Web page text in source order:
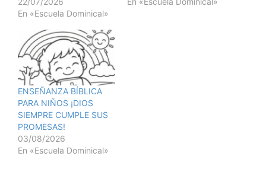
En «Escuela Dominical»
ENSEÑANZA BÍBLICA
PARA NIÑOS ¡DIOS
SIEMPRE CUMPLE SUS
PROMESAS!
03/08/2026
En «Escuela Dominical»